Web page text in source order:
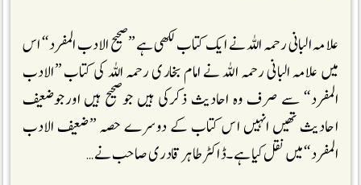
علامہ البانی رحمہ اللہ نے ایک کتاب لکھی ہے ’’صحیح الادب المفرد‘‘ اس
میں علامہ البانی رحمہ اللہ نے امام بخاری رحمہ اللہ کی کتاب ’’الادب
المفرد‘‘ سے صرف وہ احادیث ذکرکی ہیں جوصحیح ہیں اورجوضعیف
احادیث تھیں انہیں اس کتاب کے دوسرے حصہ ’’ضعیف الادب
المفرد‘‘ میں نقل کیا ہے۔ ڈاکٹر طاہرقادری صاحب نے …